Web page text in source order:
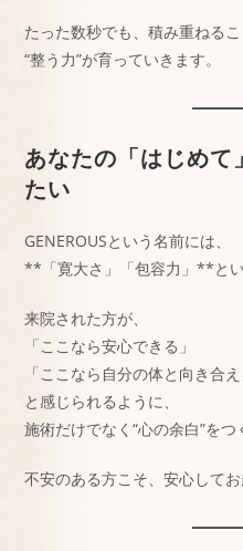
たった数秒でも、積み重ねる
“整う力”が育っていきます。
あなたの「はじめて
たい
GENEROUSという名前には、
**「寛大さ」「包容力」**とい
来院された方が、
「ここなら安心できる」
「ここなら自分の体と向き合え
と感じられるように、
施術だけでなく“心の余白”をつ
不安のある方こそ、安心してお